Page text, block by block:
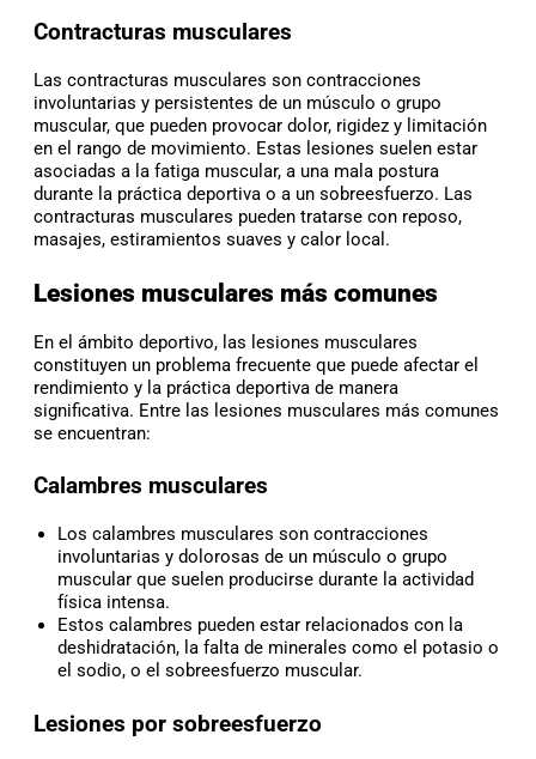
Contracturas musculares
Las contracturas musculares son contracciones
involuntarias y persistentes de un músculo o grupo
muscular, que pueden provocar dolor, rigidez y limitación
en el rango de movimiento. Estas lesiones suelen estar
asociadas a la fatiga muscular, a una mala postura
durante la práctica deportiva o a un sobreesfuerzo. Las
contracturas musculares pueden tratarse con reposo,
masajes, estiramientos suaves y calor local.
Lesiones musculares más comunes
En el ámbito deportivo, las lesiones musculares
constituyen un problema frecuente que puede afectar el
rendimiento y la práctica deportiva de manera
significativa. Entre las lesiones musculares más comunes
se encuentran:
Calambres musculares
Los calambres musculares son contracciones
involuntarias y dolorosas de un músculo o grupo
muscular que suelen producirse durante la actividad
física intensa.
Estos calambres pueden estar relacionados con la
deshidratación, la falta de minerales como el potasio o
el sodio, o el sobreesfuerzo muscular.
Lesiones por sobreesfuerzo